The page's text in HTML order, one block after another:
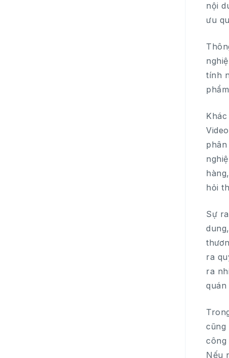
nội
ưu
tính
hỏi
Sự
ra
ra
quán
cũng
công
Nếu